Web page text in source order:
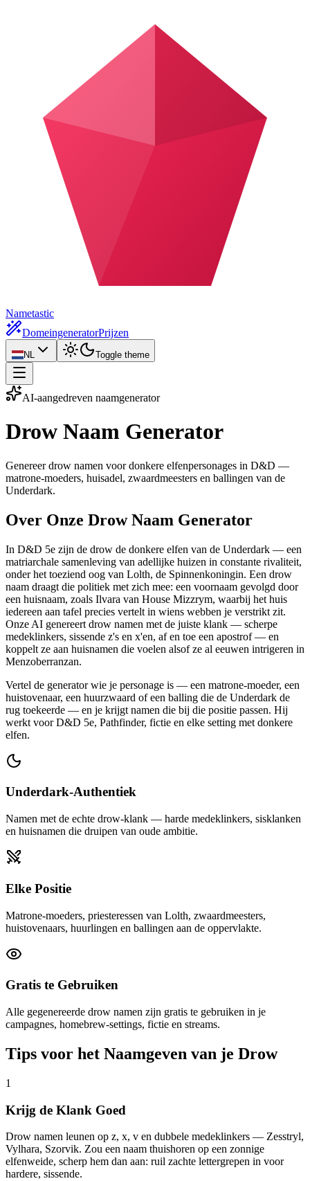
Nametastic
DomeingeneratorPrijzen
NL Toggle theme
AI-aangedreven naamgenerator
Drow Naam Generator
Genereer drow namen voor donkere elfenpersonages in D&D —
matrone-moeders, huisadel, zwaardmeesters en ballingen van de
Underdark.
Over Onze Drow Naam Generator
In D&D 5e zijn de drow de donkere elfen van de Underdark — een
matriarchale samenleving van adellijke huizen in constante rivaliteit,
onder het toeziend oog van Lolth, de Spinnenkoningin. Een drow
naam draagt die politiek met zich mee: een voornaam gevolgd door
een huisnaam, zoals Ilvara van House Mizzrym, waarbij het huis
iedereen aan tafel precies vertelt in wiens webben je verstrikt zit.
Onze AI genereert drow namen met de juiste klank — scherpe
medeklinkers, sissende z's en x'en, af en toe een apostrof — en
koppelt ze aan huisnamen die voelen alsof ze al eeuwen intrigeren in
Menzoberranzan.
Vertel de generator wie je personage is — een matrone-moeder, een
huistovenaar, een huurzwaard of een balling die de Underdark de
rug toekeerde — en je krijgt namen die bij die positie passen. Hij
werkt voor D&D 5e, Pathfinder, fictie en elke setting met donkere
elfen.
Underdark-Authentiek
Namen met de echte drow-klank — harde medeklinkers, sisklanken
en huisnamen die druipen van oude ambitie.
Elke Positie
Matrone-moeders, priesteressen van Lolth, zwaardmeesters,
huistovenaars, huurlingen en ballingen aan de oppervlakte.
Gratis te Gebruiken
Alle gegenereerde drow namen zijn gratis te gebruiken in je
campagnes, homebrew-settings, fictie en streams.
Tips voor het Naamgeven van je Drow
1
Krijg de Klank Goed
Drow namen leunen op z, x, v en dubbele medeklinkers — Zesstryl,
Vylhara, Szorvik. Zou een naam thuishoren op een zonnige
elfenweide, scherp hem dan aan: ruil zachte lettergrepen in voor
hardere, sissende.